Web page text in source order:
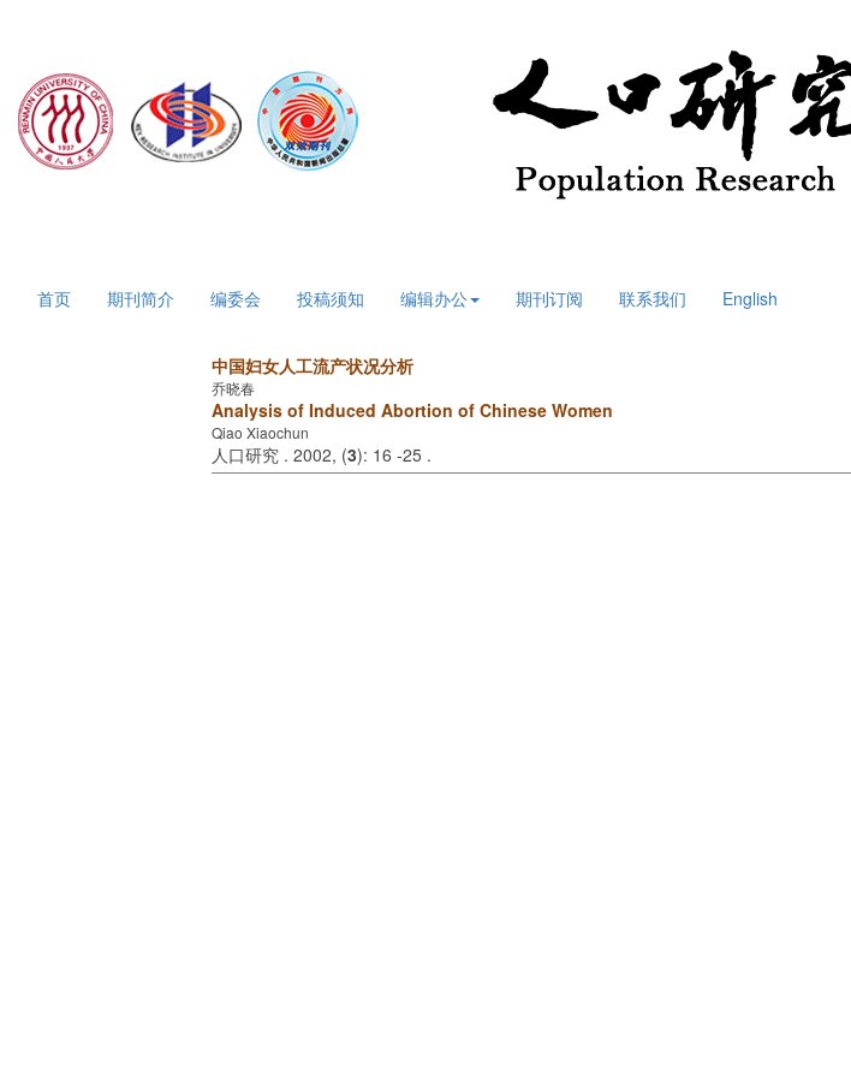
首页 期刊简介 编委会 投稿须知 编辑办公 期刊订阅 联系我们 English
中国妇女人工流产状况分析
乔晓春
Analysis of Induced Abortion of Chinese Women
Qiao Xiaochun
人口研究 . 2002, (3): 16 -25 .